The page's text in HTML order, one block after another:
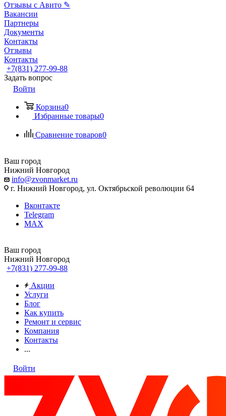
Отзывы с Авито ✎
Вакансии
Партнеры
Документы
Контакты
Отзывы
Контакты
+7(831) 277-99-88
Задать вопрос
Войти
Корзина0
Избранные товары0
Сравнение товаров0
Ваш город
Нижний Новгород
info@zvonmarket.ru
г. Нижний Новгород, ул. Октябрьской революции 64
Вконтакте
Telegram
MAX
Ваш город
Нижний Новгород
+7(831) 277-99-88
Акции
Услуги
Блог
Как купить
Ремонт и сервис
Компания
Контакты
...
Войти